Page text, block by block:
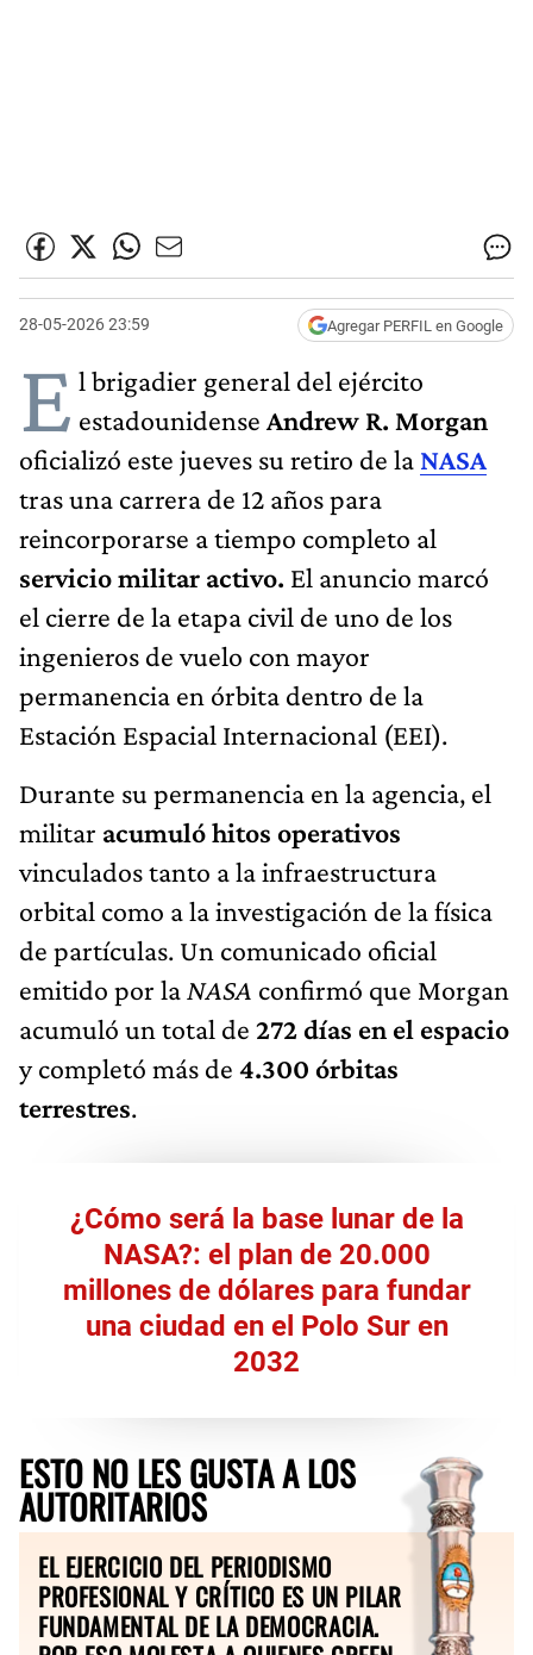
28-05-2026 23:59 Agregar PERFIL en Google
E l brigadier general del ejército
estadounidense Andrew R. Morgan
oficializó este jueves su retiro de la NASA
tras una carrera de 12 años para
reincorporarse a tiempo completo al
servicio militar activo. El anuncio marcó
el cierre de la etapa civil de uno de los
ingenieros de vuelo con mayor
permanencia en órbita dentro de la
Estación Espacial Internacional (EEI).
Durante su permanencia en la agencia, el
militar acumuló hitos operativos
vinculados tanto a la infraestructura
orbital como a la investigación de la física
de partículas. Un comunicado oficial
emitido por la NASA confirmó que Morgan
acumuló un total de 272 días en el espacio
y completó más de 4.300 órbitas
terrestres.
¿Cómo será la base lunar de la
NASA?: el plan de 20.000
millones de dólares para fundar
una ciudad en el Polo Sur en
2032
ESTO NO LES GUSTA A LOS
AUTORITARIOS
EL EJERCICIO DEL PERIODISMO
PROFESIONAL Y CRÍTICO ES UN PILAR
FUNDAMENTAL DE LA DEMOCRACIA.